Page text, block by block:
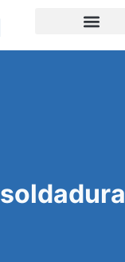
soldadura